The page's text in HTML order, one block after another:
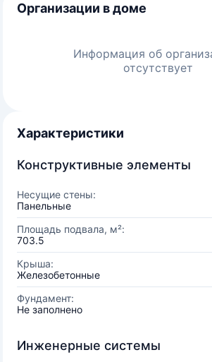
Организации в доме
Информация об
отсутствует
Характеристики
Конструктивные элементы
Несущие стены:
Панельные
Площадь подвала, м²:
703.5
Крыша:
Железобетонные
Фундамент:
Не заполнено
Инженерные системы